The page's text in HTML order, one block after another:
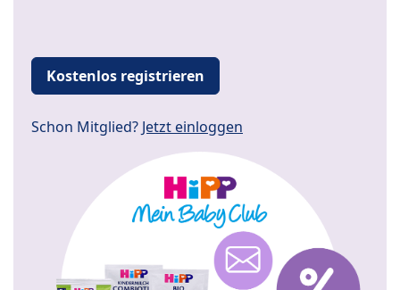
Kostenlos registrieren
Schon Mitglied? Jetzt einloggen